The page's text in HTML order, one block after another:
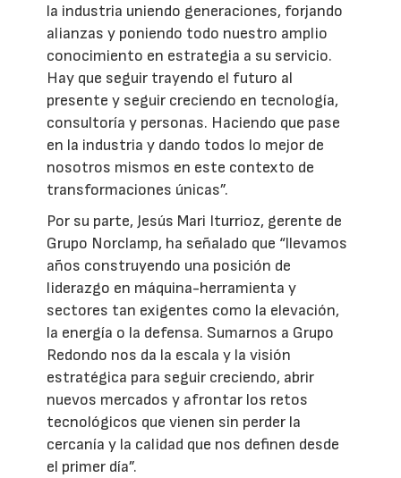
la industria uniendo generaciones, forjando
alianzas y poniendo todo nuestro amplio
conocimiento en estrategia a su servicio.
Hay que seguir trayendo el futuro al
presente y seguir creciendo en tecnología,
consultoría y personas. Haciendo que pase
en la industria y dando todos lo mejor de
nosotros mismos en este contexto de
transformaciones únicas”.
Por su parte, Jesús Mari Iturrioz, gerente de
Grupo Norclamp, ha señalado que “llevamos
años construyendo una posición de
liderazgo en máquina-herramienta y
sectores tan exigentes como la elevación,
la energía o la defensa. Sumarnos a Grupo
Redondo nos da la escala y la visión
estratégica para seguir creciendo, abrir
nuevos mercados y afrontar los retos
tecnológicos que vienen sin perder la
cercanía y la calidad que nos definen desde
el primer día”.